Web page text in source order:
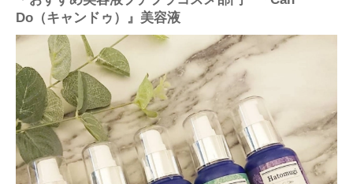
Do（キャンドゥ）』美容液